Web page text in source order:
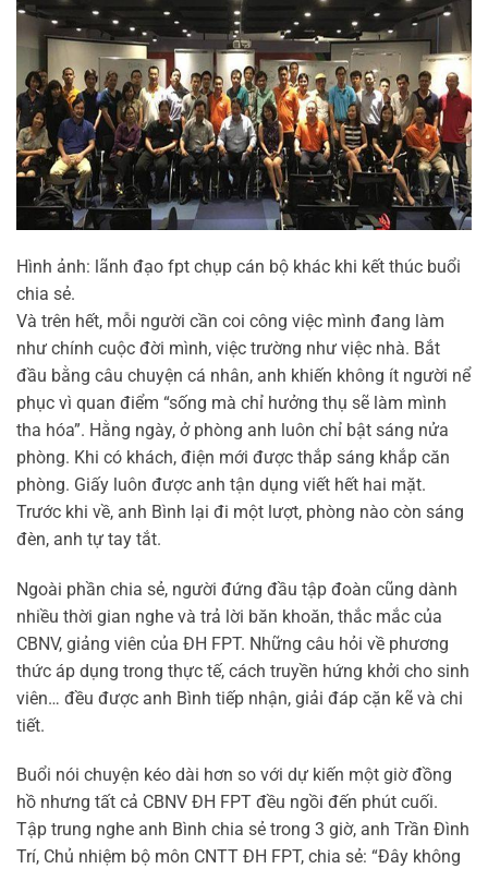
Hình ảnh: lãnh đạo fpt chụp cán bộ khác khi kết thúc buổi
chia sẻ.
Và trên hết, mỗi người cần coi công việc mình đang làm
như chính cuộc đời mình, việc trường như việc nhà. Bắt
đầu bằng câu chuyện cá nhân, anh khiến không ít người nể
phục vì quan điểm “sống mà chỉ hưởng thụ sẽ làm mình
tha hóa”. Hằng ngày, ở phòng anh luôn chỉ bật sáng nửa
phòng. Khi có khách, điện mới được thắp sáng khắp căn
phòng. Giấy luôn được anh tận dụng viết hết hai mặt.
Trước khi về, anh Bình lại đi một lượt, phòng nào còn sáng
đèn, anh tự tay tắt.
Ngoài phần chia sẻ, người đứng đầu tập đoàn cũng dành
nhiều thời gian nghe và trả lời băn khoăn, thắc mắc của
CBNV, giảng viên của ĐH FPT. Những câu hỏi về phương
thức áp dụng trong thực tế, cách truyền hứng khởi cho sinh
viên… đều được anh Bình tiếp nhận, giải đáp cặn kẽ và chi
tiết.
Buổi nói chuyện kéo dài hơn so với dự kiến một giờ đồng
hồ nhưng tất cả CBNV ĐH FPT đều ngồi đến phút cuối.
Tập trung nghe anh Bình chia sẻ trong 3 giờ, anh Trần Đình
Trí, Chủ nhiệm bộ môn CNTT ĐH FPT, chia sẻ: “Đây không